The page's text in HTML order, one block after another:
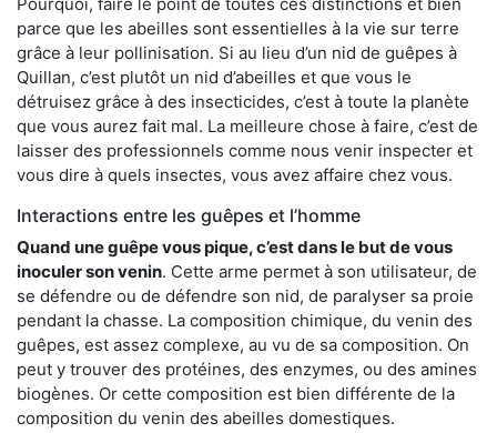
parce que les abeilles sont essentielles à la vie sur terre
grâce à leur pollinisation. Si au lieu d’un nid de guêpes à
Quillan, c’est plutôt un nid d’abeilles et que vous le
détruisez grâce à des insecticides, c’est à toute la planète
que vous aurez fait mal. La meilleure chose à faire, c’est de
laisser des professionnels comme nous venir inspecter et
vous dire à quels insectes, vous avez affaire chez vous.
Interactions entre les guêpes et l’homme
Quand une guêpe vous pique, c’est dans le but de vous
inoculer son venin. Cette arme permet à son utilisateur, de
se défendre ou de défendre son nid, de paralyser sa proie
pendant la chasse. La composition chimique, du venin des
guêpes, est assez complexe, au vu de sa composition. On
peut y trouver des protéines, des enzymes, ou des amines
biogènes. Or cette composition est bien différente de la
composition du venin des abeilles domestiques.